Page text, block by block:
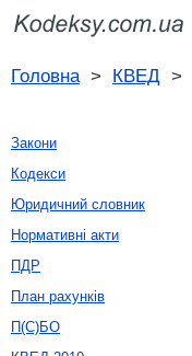
Головна> КВЕД >
Закони
Кодекси
Юридичний словник
Нормативні акти
ПДР
План рахунків
П(С)БО